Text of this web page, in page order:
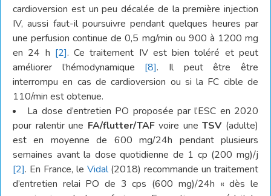
cardioversion est un peu décalée de la première injection
IV, aussi faut-il poursuivre pendant quelques heures par
une perfusion continue de 0,5 mg/min ou 900 à 1200 mg
en 24 h [2]. Ce traitement IV est bien toléré et peut
améliorer l’hémodynamique [8]. Il peut être être
interrompu en cas de cardioversion ou si la FC cible de
110/min est obtenue.
La dose d’entretien PO proposée par l’ESC en 2020
pour ralentir une FA/flutter/TAFvoire uneTSV (adulte)
est en moyenne de 600 mg/24h pendant plusieurs
semaines avant la dose quotidienne de 1 cp (200 mg)/j
[2]. En France, le Vidal(2018) recommande un traitement
d’entretien relai PO de 3 cps (600 mg)/24h « dès le